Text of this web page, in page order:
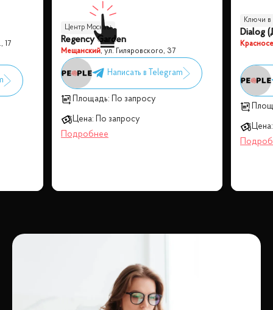
17
Центр Москвы
Regency Garden
Мещанский, ул. Гиляровского, 37
Площадь: По запросу
Цена: По запросу
Ключи в
Dialog
Цена: